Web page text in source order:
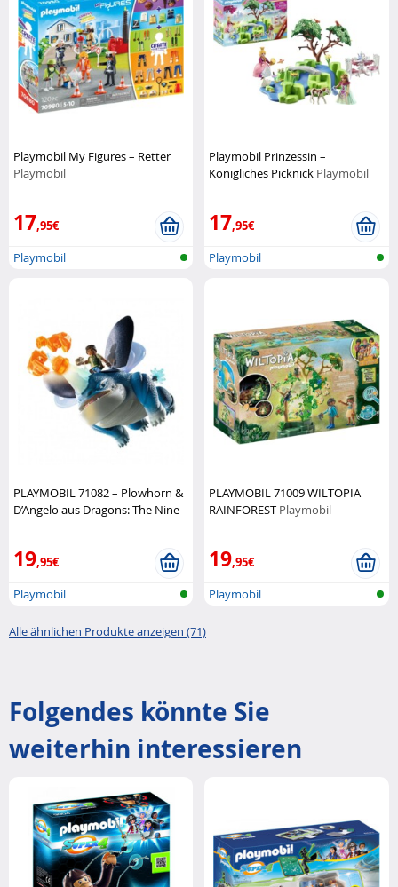
Playmobil My Figures – Retter
Playmobil
17,95€
Playmobil
Playmobil Prinzessin –
Königliches Picknick Playmobil
17,95€
Playmobil
PLAYMOBIL 71082 – Plowhorn &
D’Angelo aus Dragons: The Nine
19,95€
Playmobil
PLAYMOBIL 71009 WILTOPIA
RAINFOREST Playmobil
19,95€
Playmobil
Alle ähnlichen Produkte anzeigen (71)
Folgendes könnte Sie
weiterhin interessieren